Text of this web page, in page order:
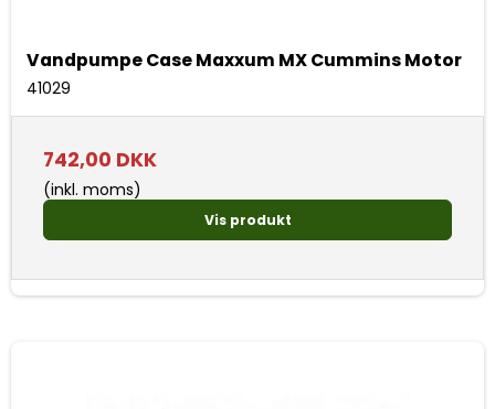
Vandpumpe Case Maxxum MX Cummins Motor
41029
742,00 DKK
(inkl. moms)
Vis produkt